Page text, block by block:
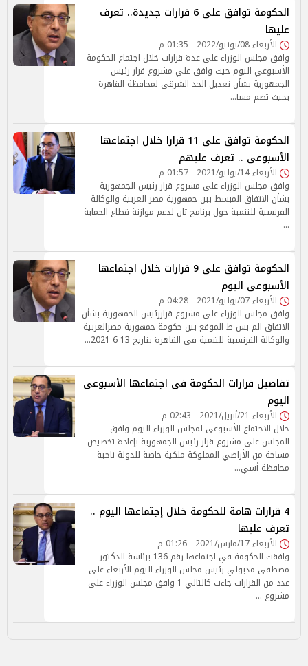
الحكومة توافق على 6 قرارات جديدة.. تعرف
عليها
الأربعاء 08/يونيو/2022 - 01:35 م
وافق مجلس الوزراء على عدة قرارات خلال اجتماع الحكومة
الأسبوعي اليوم حيث وافق علي مشروع قرار رئيس
الجمهورية بشأن تعديل الحد الشرقى لمحافظة القاهرة
بحيث تضم مسا…
الحكومة توافق على 11 قرارا خلال اجتماعها
الأسبوعى .. تعرف عليهم
الأربعاء 14/يوليو/2021 - 01:57 م
وافق مجلس الوزراء على مشروع قرار رئيس الجمهورية
بشأن الاتفاق المبسط بين جمهورية مصر العربية والوكالة
الفرنسية للتنمية حول برنامج ثان لدعم موازنة قطاع الحماية
…
الحكومة توافق على 9 قرارات خلال اجتماعها
الأسبوعى اليوم
الأربعاء 07/يوليو/2021 - 04:28 م
وافق مجلس الوزراء على مشروع قراررئيس الجمهورية بشأن
الاتفاق الم بس ط الموقع بين حكومة جمهورية مصرالعربية
والوكالة الفرنسية للتنمية فى القاهرة بتاريخ 13 6 2021…
تفاصيل قرارات الحكومة فى اجتماعها الأسبوعى
اليوم
الأربعاء 21/أبريل/2021 - 02:43 م
خلال الاجتماع الأسبوعى لمجلس الوزراء اليوم وافق
المجلس على مشروع قرار رئيس الجمهورية بإعادة تخصيص
مساحة من الأراضي المملوكة ملكية خاصة للدولة ناحية
محافظة أسي…
4 قرارات هامة للحكومة خلال إجتماعها اليوم ..
تعرف عليها
الأربعاء 17/مارس/2021 - 01:26 م
وافقت الحكومة في اجتماعها رقم 136 برئاسة الدكتور
مصطفى مدبولي رئيس مجلس الوزراء اليوم الأربعاء على
عدد من القرارات جاءت كالتالي 1 وافق مجلس الوزراء على
مشروع …